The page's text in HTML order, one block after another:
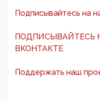
Подписывайтесь на
ПОДПИСЫВАЙТЕСЬ
ВКОНТАКТЕ
Поддержать наш